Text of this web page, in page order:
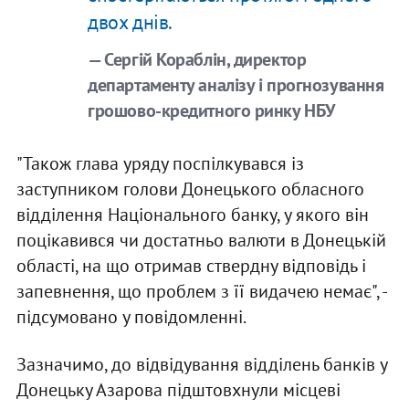
двох днів.
— Сергій Кораблін, директор
департаменту аналізу і прогнозування
грошово-кредитного ринку НБУ
"Також глава уряду поспілкувався із
заступником голови Донецького обласного
відділення Національного банку, у якого він
поцікавився чи достатньо валюти в Донецькій
області, на що отримав ствердну відповідь і
запевнення, що проблем з її видачею немає", -
підсумовано у повідомленні.
Зазначимо, до відвідування відділень банків у
Донецьку Азарова підштовхнули місцеві